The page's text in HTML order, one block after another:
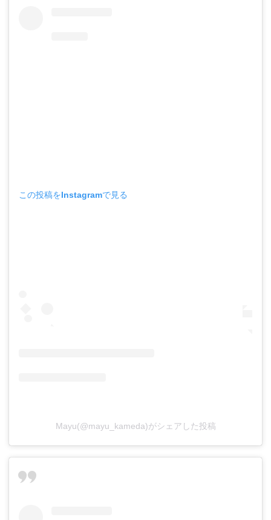
この投稿をInstagramで見る
Mayu(@mayu_kameda)がシェアした投稿